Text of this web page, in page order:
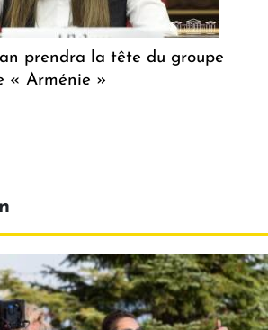
prendra la tête du groupe
« Arménie »